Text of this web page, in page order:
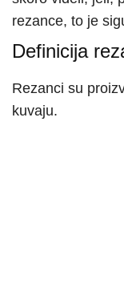
rezance, to je
Definicija
Rezanci su
kuvaju.